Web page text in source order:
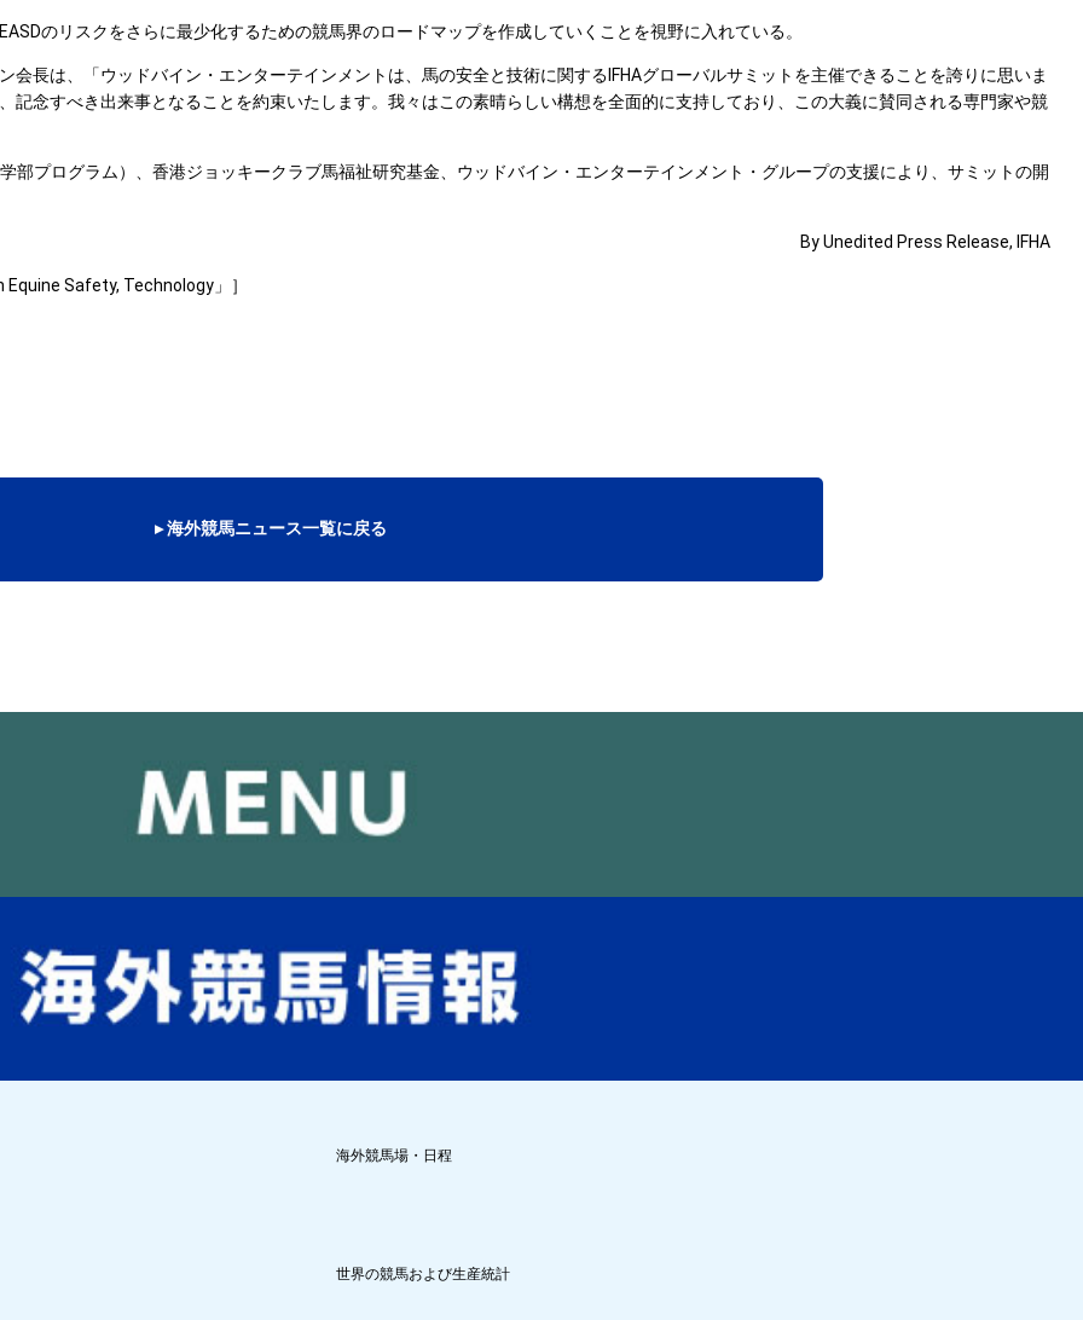
のリスクをさらに最少化するための競馬界のロードマップを作成していくことを視野に入れている。
長は、「ウッドバイン・エンターテインメントは、馬の安全と技術に関するIFHAグローバルサミットを主催できることを誇りに思いま
念すべき出来事となることを約束いたします。我々はこの素晴らしい構想を全面的に支持しており、この大義に賛同される専門家や競
プログラム）、香港ジョッキークラブ馬福祉研究基金、ウッドバイン・エンターテインメント・グループの支援により、サミットの開
By Unedited Press Release, IFHA
Safety, Technology」］
▸ 海外競馬ニュース一覧に戻る
海外競馬場・日程
世界の競馬および生産統計